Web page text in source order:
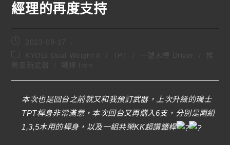
經理的再度支持
2023-08-17
鐵桿 Iron
本次也是回台之前就又和我預訂武器，上次升級的瑞士
TPT桿身非常滿意，本次回台又再購入6支，分別是兩組
1,3,5木用的桿身，以及一組共榮KK超讚鐵桿